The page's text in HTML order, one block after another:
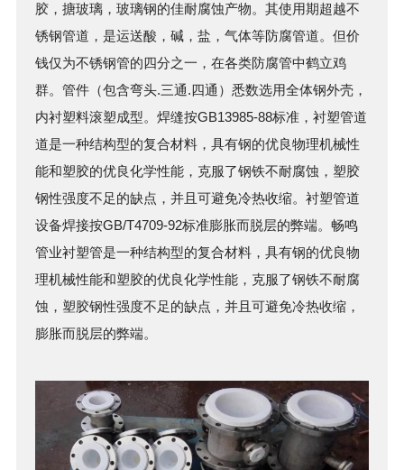
胶，搪玻璃，玻璃钢的佳耐腐蚀产物。其使用期超越不
锈钢管道，是运送酸，碱，盐，气体等防腐管道。但价
钱仅为不锈钢管的四分之一，在各类防腐管中鹤立鸡
群。管件（包含弯头.三通.四通）悉数选用全体钢外壳，
内衬塑料滚塑成型。焊缝按GB13985-88标准， 衬塑管道
道是一种结构型的复合材料，具有钢的优良物理机械性
能和塑胶的优良化学性能，克服了钢铁不耐腐蚀，塑胶
钢性强度不足的缺点，并且可避免冷热收缩。 衬塑管道
设备焊接按GB/T4709-92标准膨胀而脱层的弊端。畅鸣
管业衬塑管是一种结构型的复合材料，具有钢的优良物
理机械性能和塑胶的优良化学性能，克服了钢铁不耐腐
蚀，塑胶钢性强度不足的缺点，并且可避免冷热收缩，
膨胀而脱层的弊端。